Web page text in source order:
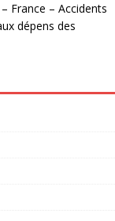
France – Accidents
dépens des